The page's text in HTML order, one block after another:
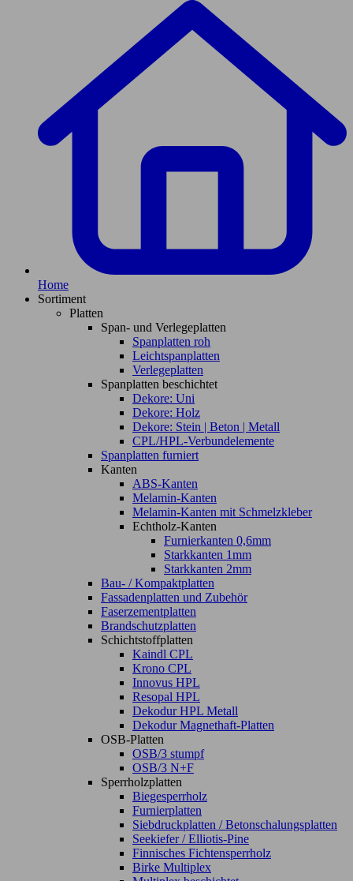
Home
Sortiment
Platten
Span- und Verlegeplatten
Spanplatten roh
Leichtspanplatten
Verlegeplatten
Spanplatten beschichtet
Dekore: Uni
Dekore: Holz
Dekore: Stein | Beton | Metall
CPL/HPL-Verbundelemente
Spanplatten furniert
Kanten
ABS-Kanten
Melamin-Kanten
Melamin-Kanten mit Schmelzkleber
Echtholz-Kanten
Furnierkanten 0,6mm
Starkkanten 1mm
Starkkanten 2mm
Bau- / Kompaktplatten
Fassadenplatten und Zubehör
Faserzementplatten
Brandschutzplatten
Schichtstoffplatten
Kaindl CPL
Krono CPL
Innovus HPL
Resopal HPL
Dekodur HPL Metall
Dekodur Magnethaft-Platten
OSB-Platten
OSB/3 stumpf
OSB/3 N+F
Sperrholzplatten
Biegesperrholz
Furnierplatten
Siebdruckplatten / Betonschalungsplatten
Seekiefer / Elliotis-Pine
Finnisches Fichtensperrholz
Birke Multiplex